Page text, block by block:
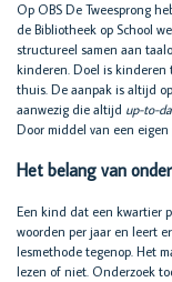
Op OBS De Tweesprong
de Bibliotheek op School
structureel samen aan
kinderen. Doel is kinderen
thuis. De aanpak is altijd
aanwezig die altijd up-to-
Door middel van een
Het belang van
Een kind dat een kwartier
woorden per jaar en leert
lesmethode tegenop. Het
lezen of niet. Onderzoek